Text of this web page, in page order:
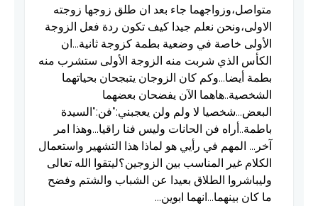
متواصل،وزواجهما جاء بعد ان طلق زوجها زوجته
الاولى،ونحن نعلم جيدا كيف تكون ردة فعل الزوجة
الأولى خاصة في وضعية بطمة كزوجة ثانية...ان
الكأس الذي شربت منه الزوجة الأولى ستشرب منه
بطمة أيضا...وكم كان الزوجان يتبجحان بحياتهما
الشخصية..هاهما الآن يفضحان بعضهما
البعض...شخصيا لا ولم ولن يعجبني:"فن:"السيدة
باطمة..أراه فن الحانات وليس فنا راقيا...وهذا امر
آخر... المهم في رأيي هو لماذا هذا التشهير واستعمال
الكلام غير المناسب بين الزوجين؟ليتقوا الله تعالى
وليباشروا الطلاق بعيدا عن الشباب والشتم وفضح
ما كان بينهما...انهما ابوين...